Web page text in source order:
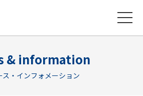
& information
ス・インフォメーション